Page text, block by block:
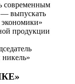
современным
— выпускать
продукции